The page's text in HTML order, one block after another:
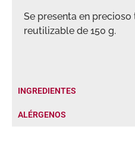
Se presenta en
reutilizable de 150 g.
INGREDIENTES
ALÉRGENOS